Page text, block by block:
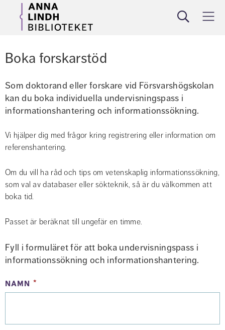
Sök Meny
Boka forskarstöd
Som doktorand eller forskare vid Försvarshögskolan
kan du boka individuella undervisningspass i
informationshantering och informationssökning.
Vi hjälper dig med frågor kring registrering eller information om
referenshantering.
Om du vill ha råd och tips om vetenskaplig informations­sökning,
som val av databaser eller sökteknik, så är du välkommen att
boka tid.
Passet är beräknat till ungefär en timme.
Fyll i formuläret för att boka undervisningspass i
informationssökning och informationshantering.
namn *(obligatorisk)